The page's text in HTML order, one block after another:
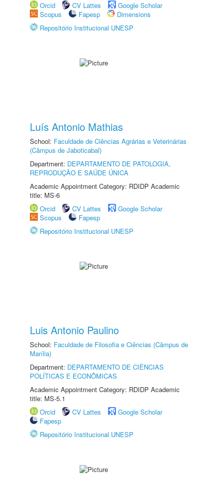
Orcid
CV Lattes
Google Scholar
Scopus
Fapesp
Dimensions
Repositório Institucional UNESP
Luís Antonio Mathias
School: Faculdade de Ciências Agrárias e Veterinárias
(Câmpus de Jaboticabal)
Department: DEPARTAMENTO DE PATOLOGIA,
REPRODUÇÃO E SAÚDE ÚNICA
Academic Appointment Category: RDIDP Academic
title: MS-6
Orcid
CV Lattes
Google Scholar
Scopus
Fapesp
Repositório Institucional UNESP
Luis Antonio Paulino
School: Faculdade de Filosofia e Ciências (Câmpus de
Marília)
Department: DEPARTAMENTO DE CIÊNCIAS
POLÍTICAS E ECONÔMICAS
Academic Appointment Category: RDIDP Academic
title: MS-5.1
Orcid
CV Lattes
Google Scholar
Fapesp
Repositório Institucional UNESP